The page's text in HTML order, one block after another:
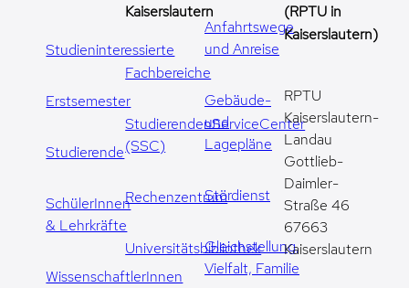
Studieninteressierte
Erstsemester
Studierende
SchülerInnen
& Lehrkräfte
WissenschaftlerInnen
Kaiserslautern
Fachbereiche
StudierendenServiceCenter
(SSC)
Rechenzentrum
Universitätsbibliothek
Anfahrtswege
und Anreise
Gebäude-
und
Lagepläne
Stördienst
Gleichstellung,
Vielfalt, Familie
(RPTU in
Kaiserslautern)
RPTU
Kaiserslautern-
Landau
Gottlieb-
Daimler-
Straße 46
67663
Kaiserslautern